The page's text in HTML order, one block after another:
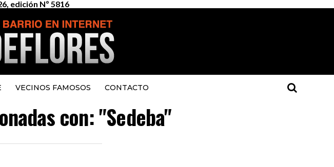
edición Nº 5816
VECINOS FAMOSOS CONTACTO
con: "Sedeba"